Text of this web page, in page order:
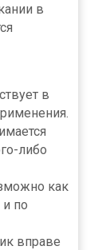
в
в
либо
как
и по
вправе